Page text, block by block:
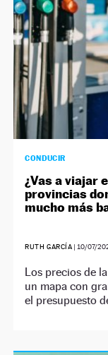
CONDUCIR
¿Vas a viajar
provincias
mucho más
RUTH GARCÍA | 10/07/
Los precios de
un mapa con
el presupuesto